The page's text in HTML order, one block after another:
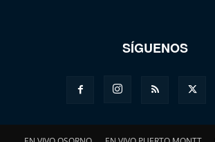
SÍGUENOS